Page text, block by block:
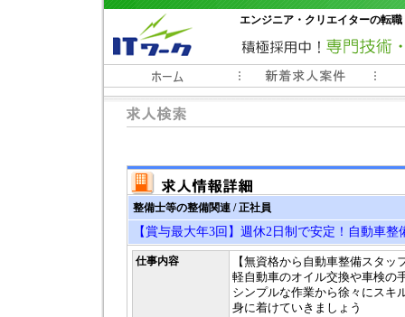
エンジニア・クリエイターの転
常時3000件以上の求人情報掲載中
整備士等の整備関連 / 正社員
【賞与最大年3回】週休2日制で安定！自動車整
仕事内容
【無資格から自動車整備スタッ
軽自動車のオイル交換や車検の
シンプルな作業から徐々にスキ
身に着けていきましょう